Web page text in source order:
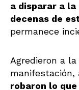
a disparar a
decenas de
permanece
Agredieron a
manifestación,
robaron lo